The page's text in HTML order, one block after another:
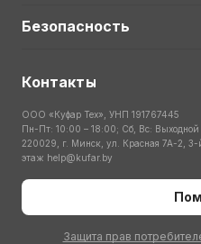
Безопасность
Контакты
ООО «Куфар Тех», УНП 191767445
Пн-Пт: 10:00 – 18:00; Сб, Вс: Выходной
220029, г. Минск, ул. Красная 7А-2, 3-
этаж help@kufar.by
Защита прав